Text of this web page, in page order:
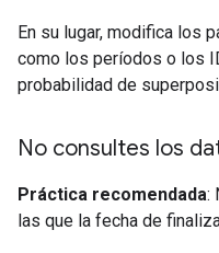
En su lugar, modifica los
como los períodos o los
probabilidad de
No consultes los
Práctica recomendada:
las que la fecha de